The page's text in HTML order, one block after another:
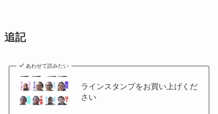
追記
あわせて読みたい
ラインスタンプをお買い上げくだ
さい